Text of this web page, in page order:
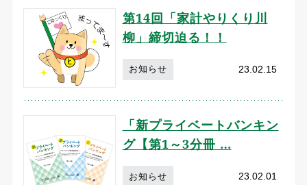
第14回「家計やりくり川
柳」締切迫る！！
お知らせ 23.02.15
「新プライベートバンキン
グ【第1～3分冊 …
お知らせ 23.02.01